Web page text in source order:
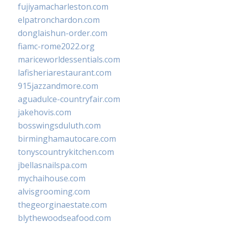
fujiyamacharleston.com
elpatronchardon.com
donglaishun-order.com
fiamc-rome2022.org
mariceworldessentials.com
lafisheriarestaurant.com
915jazzandmore.com
aguadulce-countryfair.com
jakehovis.com
bosswingsduluth.com
birminghamautocare.com
tonyscountrykitchen.com
jbellasnailspa.com
mychaihouse.com
alvisgrooming.com
thegeorginaestate.com
blythewoodseafood.com